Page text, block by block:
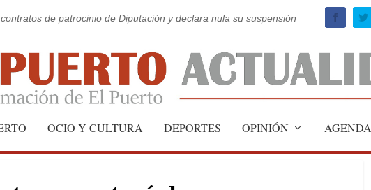
de patrocinio de Diputación y declara nula su suspensión
OCIO Y CULTURA DEPORTES OPINIÓN AGENDA